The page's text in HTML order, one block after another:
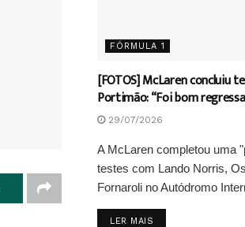
FÓRMULA 1
[FOTOS] McLaren concluiu
Portimão: “Foi bom
29/07/2026
A McLaren completou uma
testes com Lando Norris,
Fornaroli no Autódromo
LER MAIS